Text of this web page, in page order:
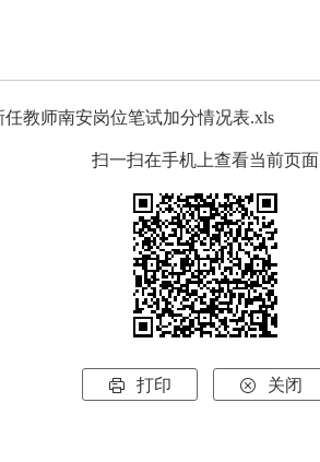
教师南安岗位笔试加分情况表.xls
扫一扫在手机上查看当前页面
 打印  关闭